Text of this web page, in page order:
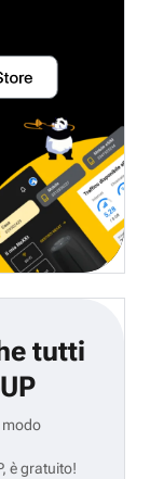
tutti
modo
è gratuito!